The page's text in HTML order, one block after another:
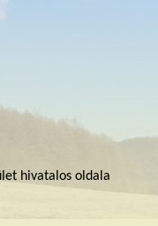
hivatalos oldala